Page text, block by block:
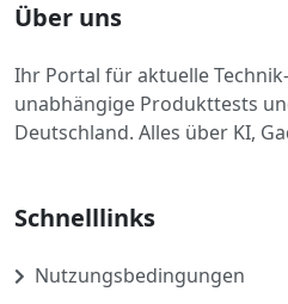
Über uns
Ihr Portal für aktuelle
unabhängige Produkttests
Deutschland. Alles über KI,
Schnelllinks
Nutzungsbedingungen